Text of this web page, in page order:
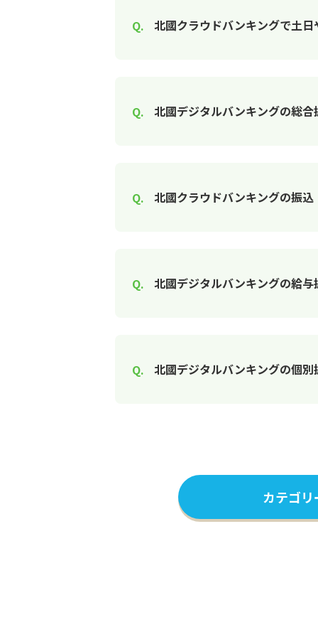
北國クラウドバンキングで土
北國デジタルバンキングの総
北國クラウドバンキングの振
北國デジタルバンキングの給
北國デジタルバンキングの個
カテゴ